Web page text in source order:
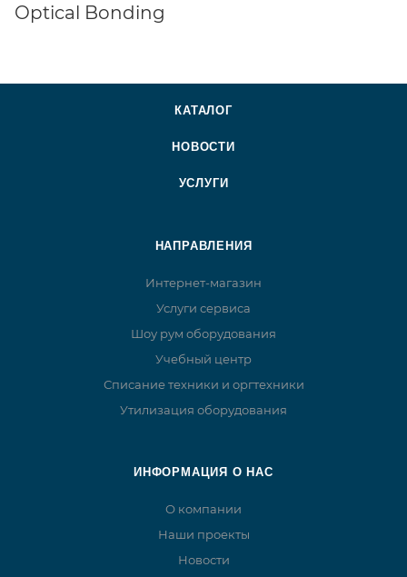
Optical Bonding
КАТАЛОГ
НОВОСТИ
УСЛУГИ
НАПРАВЛЕНИЯ
Интернет-магазин
Услуги сервиса
Шоу рум оборудования
Учебный центр
Списание техники и оргтехники
Утилизация оборудования
ИНФОРМАЦИЯ О НАС
О компании
Наши проекты
Новости